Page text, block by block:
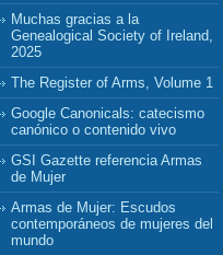
Muchas gracias a la
Genealogical Society of Ireland,
2025
The Register of Arms, Volume 1
Google Canonicals: catecismo
canónico o contenido vivo
GSI Gazette referencia Armas
de Mujer
Armas de Mujer: Escudos
contemporáneos de mujeres del
mundo